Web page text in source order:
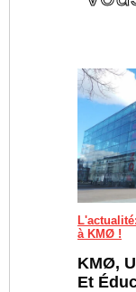
à KMØ !
KMØ,
Et